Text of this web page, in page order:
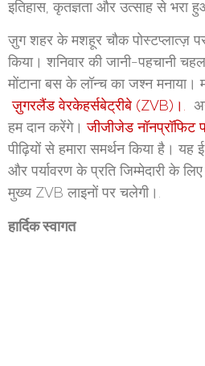
इतिहास, कृतज्ञता और उत्साह से भरा
ज़ुग शहर के मशहूर चौक पोस्टप्लात्ज़
किया। शनिवार की जानी-पहचानी
मोंटाना बस के लॉन्च का जश्न
ज़ुगरलैंड वेरकेहर्सबेट्रीबे (ZVB)।.
हम दान करेंगे।जीजीजेड
पीढ़ियों से हमारा समर्थन किया है।
और पर्यावरण के प्रति जिम्मेदारी के
मुख्य ZVB लाइनों पर चलेगी।.
हार्दिक स्वागत